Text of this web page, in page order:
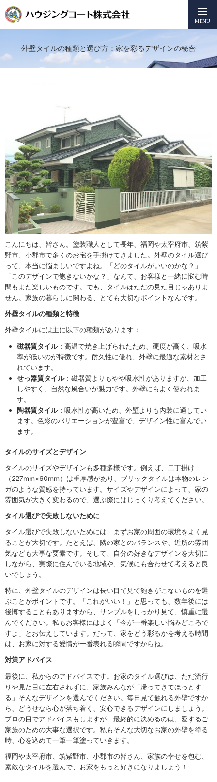
MENU
外壁タイルの種類と選び方：家を彩るデザインの秘密
こんにちは、皆さん。塗装職人として長年、福岡や太宰府市、筑紫
野市、小郡市で多くのお宅を手掛けてきました。外壁のタイル選び
って、本当に悩ましいですよね。「どのタイルがいいのかな？」
「このデザインで飽きないかな？」なんて、お客様と一緒に悩む時
間もまた楽しいものです。でも、タイルはただの見た目じゃありま
せん。家族の暮らしに関わる、とても大切なポイントなんです。
外壁タイルの種類と特徴
外壁タイルには主に以下の種類があります：
磁器質タイル：高温で焼き上げられたため、硬度が高く、吸水
率が低いのが特徴です。耐久性に優れ、外壁に最適な素材とさ
れています。
せっ器質タイル：磁器質よりもやや吸水性がありますが、加工
しやすく、自然な風合いが魅力です。外壁にもよく使われま
す。
陶器質タイル：吸水性が高いため、外壁よりも内装に適してい
ます。色彩のバリエーションが豊富で、デザイン性に富んでい
ます。
タイルのサイズとデザイン
タイルのサイズやデザインも多種多様です。例えば、二丁掛け
（227mm×60mm）は重厚感があり、ブリックタイルは本物のレン
ガのような質感を持っています。サイズやデザインによって、家の
雰囲気が大きく変わるので、選ぶ際にはじっくり考えてください。
タイル選びで失敗しないために
タイル選びで失敗しないためには、まずお家の周囲の環境をよく見
ることが大切です。たとえば、隣の家とのバランスや、近所の雰囲
気なども大事な要素です。そして、自分の好きなデザインを大切に
しながら、実際に住んでいる地域や、気候にも合わせて考えると良
いでしょう。
特に、外壁タイルのデザインは長い目で見て飽きがこないものを選
ぶことがポイントです。「これがいい！」と思っても、数年後には
後悔することもありますから、サンプルをしっかり見て、慎重に選
んでください。私もお客様にはよく「今が一番楽しい悩みどころで
すよ」とお伝えしています。だって、家をどう彩るかを考える時間
は、お家に対する愛情が一番表れる瞬間ですからね。
対策アドバイス
最後に、私からのアドバイスです。お家のタイル選びは、ただ流行
りや見た目に左右されずに、家族みんなが「帰ってきてほっとす
る」そんなデザインを選んでください。毎日見て触れる外壁ですか
ら、どうせなら心が落ち着く、安心できるデザインにしましょう。
プロの目でアドバイスもしますが、最終的に決めるのは、愛するご
家族のための大事な選択です。私もそんな大切なお家の外壁を塗る
時、心を込めて一筆一筆塗っていきます。
福岡や太宰府市、筑紫野市、小郡市の皆さん、家族の幸せを包む、
素敵なタイルを選んで、お家をもっと好きになりましょう！